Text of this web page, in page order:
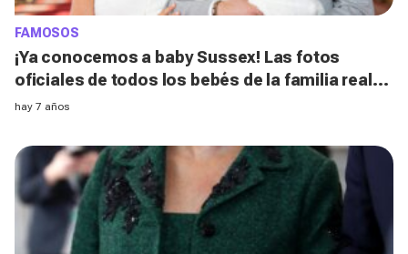
FAMOSOS
¡Ya conocemos a baby Sussex! Las fotos
oficiales de todos los bebés de la familia real
británica
hay 7 años